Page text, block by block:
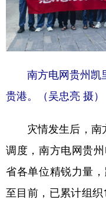
山东 河
广东 广
四川 贵
陕西 甘肃
多语种频道
English
南方电网贵州凯
贵港。（吴忠亮 摄）
灾情发生后，南
调度，南方电网贵
省各单位精锐力量
至目前，已累计组